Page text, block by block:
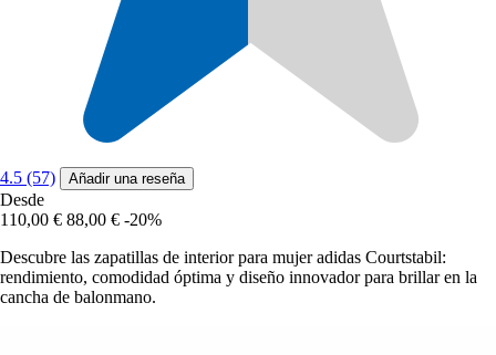
4.5 (57) Añadir una reseña
Desde
110,00 € 88,00 € -20%
Descubre las zapatillas de interior para mujer adidas Courtstabil:
rendimiento, comodidad óptima y diseño innovador para brillar en la
cancha de balonmano.